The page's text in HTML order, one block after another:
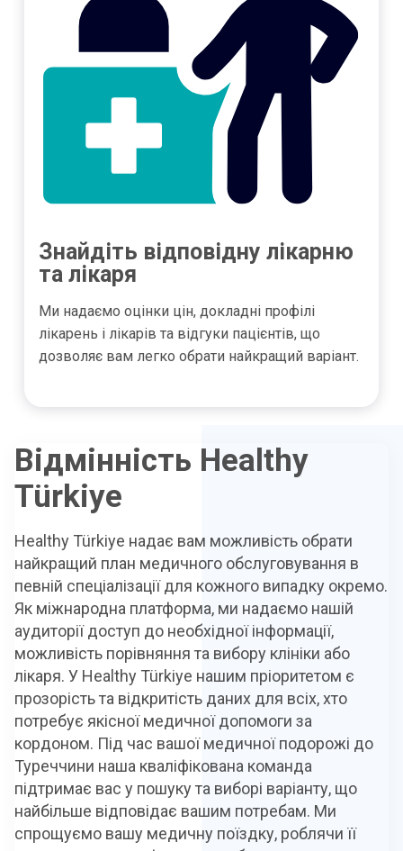
Знайдіть відповідну лікарню
та лікаря
Ми надаємо оцінки цін, докладні профілі
лікарень і лікарів та відгуки пацієнтів, що
дозволяє вам легко обрати найкращий варіант.
Відмінність Healthy
Türkiye
Healthy Türkiye надає вам можливість обрати
найкращий план медичного обслуговування в
певній спеціалізації для кожного випадку окремо.
Як міжнародна платформа, ми надаємо нашій
аудиторії доступ до необхідної інформації,
можливість порівняння та вибору клініки або
лікаря. У Healthy Türkiye нашим пріоритетом є
прозорість та відкритість даних для всіх, хто
потребує якісної медичної допомоги за
кордоном. Під час вашої медичної подорожі до
Туреччини наша кваліфікована команда
підтримає вас у пошуку та виборі варіанту, що
найбільше відповідає вашим потребам. Ми
спрощуємо вашу медичну поїздку, роблячи її